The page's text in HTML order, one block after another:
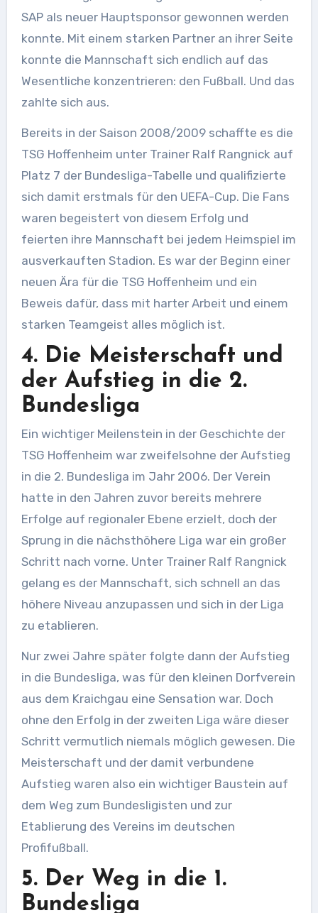
SAP als neuer Hauptsponsor gewonnen werden
konnte. Mit einem starken Partner an ihrer Seite
konnte die Mannschaft sich endlich auf das
Wesentliche konzentrieren: den Fußball. Und das
zahlte sich aus.
Bereits in der Saison 2008/2009 schaffte es die
TSG Hoffenheim unter Trainer Ralf Rangnick auf
Platz 7 der Bundesliga-Tabelle und qualifizierte
sich damit erstmals für den UEFA-Cup. Die Fans
waren begeistert von diesem Erfolg und
feierten ihre Mannschaft bei jedem Heimspiel im
ausverkauften Stadion. Es war der Beginn einer
neuen Ära für die TSG Hoffenheim und ein
Beweis dafür, dass mit harter Arbeit und einem
starken Teamgeist alles möglich ist.
4. Die Meisterschaft und
der Aufstieg in die 2.
Bundesliga
Ein wichtiger Meilenstein in der Geschichte der
TSG Hoffenheim war zweifelsohne der Aufstieg
in die 2. Bundesliga im Jahr 2006. Der Verein
hatte in den Jahren zuvor bereits mehrere
Erfolge auf regionaler Ebene erzielt, doch der
Sprung in die nächsthöhere Liga war ein großer
Schritt nach vorne. Unter Trainer Ralf Rangnick
gelang es der Mannschaft, sich schnell an das
höhere Niveau anzupassen und sich in der Liga
zu etablieren.
Nur zwei Jahre später folgte dann der Aufstieg
in die Bundesliga, was für den kleinen Dorfverein
aus dem Kraichgau eine Sensation war. Doch
ohne den Erfolg in der zweiten Liga wäre dieser
Schritt vermutlich niemals möglich gewesen. Die
Meisterschaft und der damit verbundene
Aufstieg waren also ein wichtiger Baustein auf
dem Weg zum Bundesligisten und zur
Etablierung des Vereins im deutschen
Profifußball.
5. Der Weg in die 1.
Bundesliga